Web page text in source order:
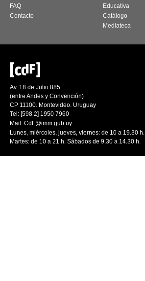
FAQ
Contacto
Educativa
Catálogo
Mediateca
Av. 18 de Julio 885
(entre Andes y Convención)
CP 11100. Montevideo. Uruguay
Tel: [598 2] 1950 7960
Mail: CdF@imm.gub.uy
Lunes, miércoles, jueves, viernes: de 10 a 19.30 h.
Martes: de 10 a 21 h. Sábados de 9.30 a 14.30 h.